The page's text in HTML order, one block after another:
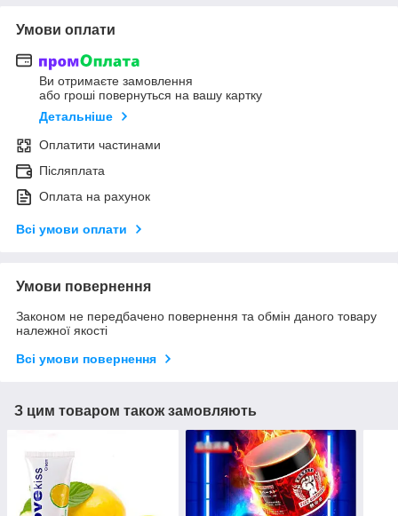
Умови оплати
Ви отримаєте замовлення
або гроші повернуться на вашу картку
Детальніше
Оплатити частинами
Післяплата
Оплата на рахунок
Всі умови оплати
Умови повернення
Законом не передбачено повернення та обмін даного товару
належної якості
Всі умови повернення
З цим товаром також замовляють